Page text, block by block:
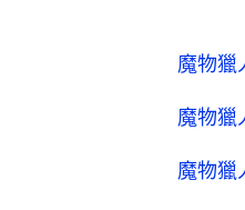
魔物獵
魔物獵
魔物獵